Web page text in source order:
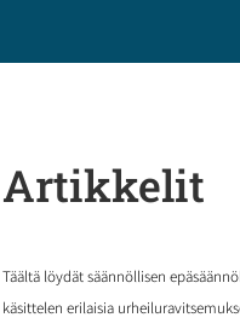
Artikkelit
Täältä löydät säännöllisen
käsittelen erilaisia